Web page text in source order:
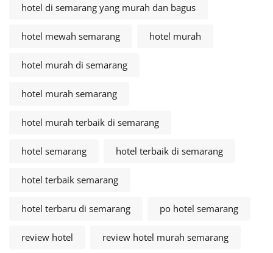
hotel di semarang yang murah dan bagus
hotel mewah semarang hotel murah
hotel murah di semarang
hotel murah semarang
hotel murah terbaik di semarang
hotel semarang hotel terbaik di semarang
hotel terbaik semarang
hotel terbaru di semarang po hotel semarang
review hotel review hotel murah semarang